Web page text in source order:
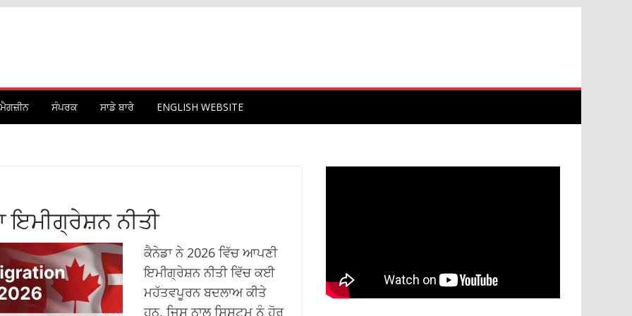
ਮੈਗਜ਼ੀਨ ਸੰਪਰਕ ਸਾਡੇ ਬਾਰੇ ENGLISH WEBSITE
ਨੀਤੀ
ਕੈਨੇਡਾ ਨੇ 2026 ਵਿੱਚ ਆਪਣੀ
ਇਮੀਗ੍ਰੇਸ਼ਨ ਨੀਤੀ ਵਿੱਚ ਕਈ
ਮਹੱਤਵਪੂਰਨ ਬਦਲਾਅ ਕੀਤੇ
ਹਨ, ਜਿਸ ਨਾਲ ਸਿਸਟਮ ਨੂੰ ਹੋਰ